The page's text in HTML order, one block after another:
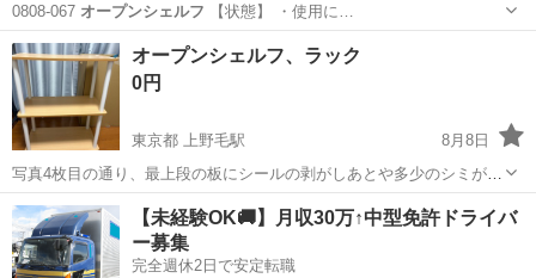
0808-067 オープンシェルフ 【状態】 ・使用に…
福島 郡山市 収納家具 オープンシェルフ
オープンシェルフ、ラック
0円
東京都 上野毛駅
8月8日
写真4枚目の通り、最上段の板にシールの剥がしあとや多少のシミがあ
ります。
東京 世田谷区 上野毛駅 収納家具
【未経験OK🚚】月収30万↑中型免許ドライバ
ー募集
完全週休2日で安定転職